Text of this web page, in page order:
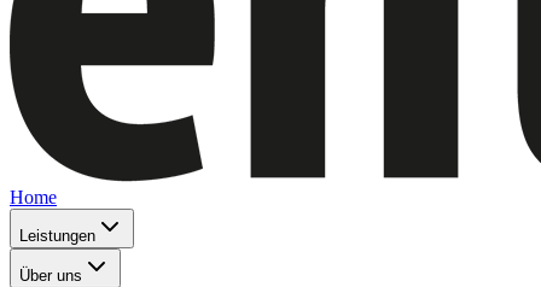
Home
Leistungen
Über uns